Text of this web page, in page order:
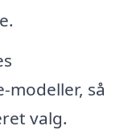
så
valg.